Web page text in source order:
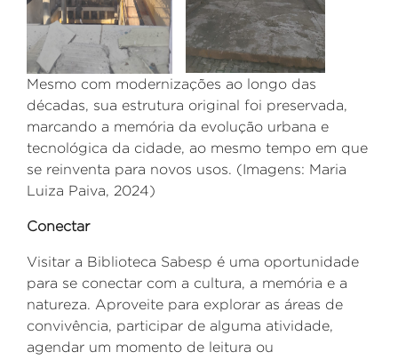
Mesmo com modernizações ao longo das
décadas, sua estrutura original foi preservada,
marcando a memória da evolução urbana e
tecnológica da cidade, ao mesmo tempo em que
se reinventa para novos usos. (Imagens: Maria
Luiza Paiva, 2024)
Conectar
Visitar a Biblioteca Sabesp é uma oportunidade
para se conectar com a cultura, a memória e a
natureza. Aproveite para explorar as áreas de
convivência, participar de alguma atividade,
agendar um momento de leitura ou